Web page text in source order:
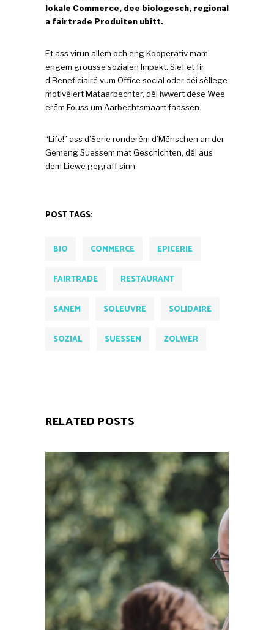
lokale Commerce, dee biologesch, regional
a fairtrade Produiten ubitt.
Et ass virun allem och eng Kooperativ mam
engem grousse sozialen Impakt. Sief et fir
d’Beneficiairë vum Office social oder déi sëllege
motivéiert Mataarbechter, déi iwwert dëse Wee
erëm Fouss um Aarbechtsmaart faassen.
“Life!” ass d’Serie ronderëm d’Mënschen an der
Gemeng Suessem mat Geschichten, déi aus
dem Liewe gegraff sinn.
POST TAGS:
BIO COMMERCE EPICERIE
FAIRTRADE RESTAURANT
SANEM SOLEUVRE SOLIDAIRE
SOZIAL SUESSEM ZOLWER
RELATED POSTS